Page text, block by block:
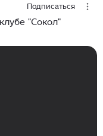
Подписаться
"Сокол"